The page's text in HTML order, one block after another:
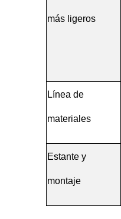
más ligeros
Línea de
materiales
Estante y
montaje